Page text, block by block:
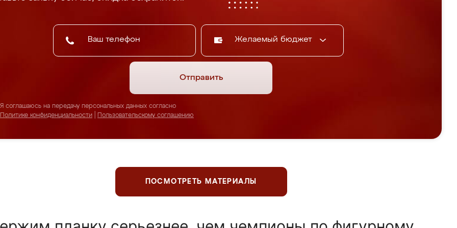
Желаемый бюджет
Отправить
Я соглашаюсь на передачу персональных данных согласно
Политике конфиденциальности
Пользовательскому соглашению
ПОСМОТРЕТЬ МАТЕРИАЛЫ